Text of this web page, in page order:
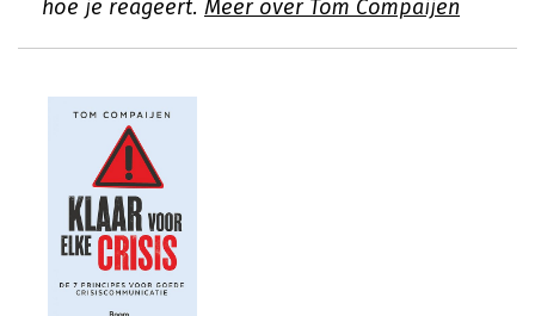
hoe je reageert. Meer over Tom Compaijen